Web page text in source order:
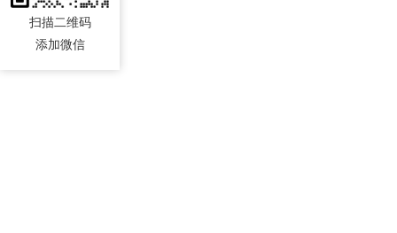
扫描二维码
添加微信